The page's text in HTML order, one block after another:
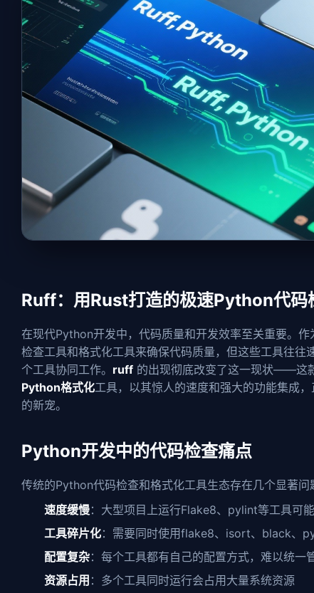
Ruff：用Rust打造的极速Python代码
在现代Python开发中，代码质量和开发效率至关重要。
检查工具和格式化工具来确保代码质量，但这些工具往往
个工具协同工作。 ruff 的出现彻底改变了这一现状——这
Python格式化工具，以其惊人的速度和强大的功能集成
的新宠。
Python开发中的代码检查痛点
传统的Python代码检查和格式化工具生态存在几个显著问
速度缓慢：大型项目上运行Flake8、pylint等工具可
工具碎片化：需要同时使用flake8、isort、black、
配置复杂：每个工具都有自己的配置方式，难以统一
资源占用 ：多个工具同时运行会占用大量系统资源